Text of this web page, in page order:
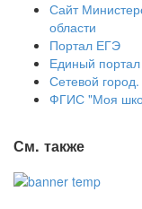
Сайт
области
Портал ЕГЭ
Единый
Сетевой
ФГИС "Моя
См. также